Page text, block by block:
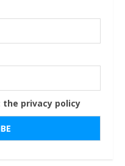
the privacy policy